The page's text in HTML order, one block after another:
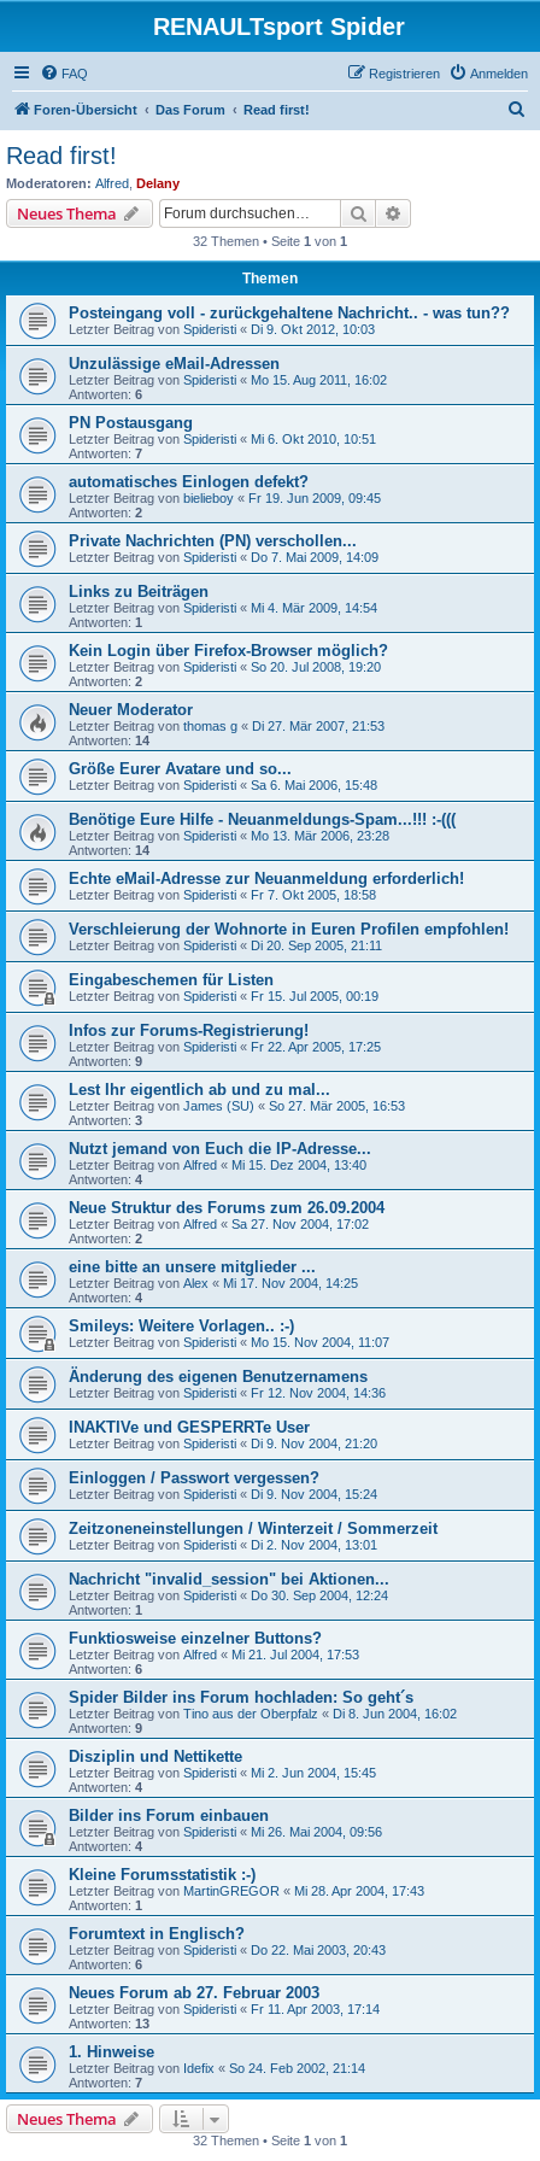
RENAULTsport Spider
FAQ Anmelden
Registrieren
Foren-Übersicht Das Forum Read first!
Read first!
Moderatoren: Alfred Delany
Neues Thema Suche
32 Themen • Seite 1 von 1
Themen
Posteingang voll - zurückgehaltene Nachricht.. - was tun??
Letzter Beitrag von Spideristi « Di 9. Okt 2012, 10:03
Unzulässige eMail-Adressen
Letzter Beitrag von Spideristi « Mo 15. Aug 2011, 16:02
Antworten: 6
PN Postausgang
Letzter Beitrag von Spideristi « Mi 6. Okt 2010, 10:51
Antworten: 7
automatisches Einlogen defekt?
Letzter Beitrag von bielieboy « Fr 19. Jun 2009, 09:45
Antworten: 2
Private Nachrichten (PN) verschollen...
Letzter Beitrag von Spideristi « Do 7. Mai 2009, 14:09
Links zu Beiträgen
Letzter Beitrag von Spideristi « Mi 4. Mär 2009, 14:54
Antworten: 1
Kein Login über Firefox-Browser möglich?
Letzter Beitrag von Spideristi « So 20. Jul 2008, 19:20
Antworten: 2
Neuer Moderator
Letzter Beitrag von thomas g « Di 27. Mär 2007, 21:53
Antworten: 14
Größe Eurer Avatare und so...
Letzter Beitrag von Spideristi « Sa 6. Mai 2006, 15:48
Benötige Eure Hilfe - Neuanmeldungs-Spam...!!! :-(((
Letzter Beitrag von Spideristi « Mo 13. Mär 2006, 23:28
Antworten: 14
Echte eMail-Adresse zur Neuanmeldung erforderlich!
Letzter Beitrag von Spideristi « Fr 7. Okt 2005, 18:58
Verschleierung der Wohnorte in Euren Profilen empfohlen!
Letzter Beitrag von Spideristi « Di 20. Sep 2005, 21:11
Eingabeschemen für Listen
Letzter Beitrag von Spideristi « Fr 15. Jul 2005, 00:19
Infos zur Forums-Registrierung!
Letzter Beitrag von Spideristi « Fr 22. Apr 2005, 17:25
Antworten: 9
Lest Ihr eigentlich ab und zu mal...
Letzter Beitrag von James (SU) « So 27. Mär 2005, 16:53
Antworten: 3
Nutzt jemand von Euch die IP-Adresse...
Letzter Beitrag von Alfred « Mi 15. Dez 2004, 13:40
Antworten: 4
Neue Struktur des Forums zum 26.09.2004
Letzter Beitrag von Alfred « Sa 27. Nov 2004, 17:02
Antworten: 2
eine bitte an unsere mitglieder ...
Letzter Beitrag von Alex « Mi 17. Nov 2004, 14:25
Antworten: 4
Smileys: Weitere Vorlagen.. :-)
Letzter Beitrag von Spideristi « Mo 15. Nov 2004, 11:07
Änderung des eigenen Benutzernamens
Letzter Beitrag von Spideristi « Fr 12. Nov 2004, 14:36
INAKTIVe und GESPERRTe User
Letzter Beitrag von Spideristi « Di 9. Nov 2004, 21:20
Einloggen / Passwort vergessen?
Letzter Beitrag von Spideristi « Di 9. Nov 2004, 15:24
Zeitzoneneinstellungen / Winterzeit / Sommerzeit
Letzter Beitrag von Spideristi « Di 2. Nov 2004, 13:01
Nachricht "invalid_session" bei Aktionen...
Letzter Beitrag von Spideristi « Do 30. Sep 2004, 12:24
Antworten: 1
Funktiosweise einzelner Buttons?
Letzter Beitrag von Alfred « Mi 21. Jul 2004, 17:53
Antworten: 6
Spider Bilder ins Forum hochladen: So geht´s
Letzter Beitrag von Tino aus der Oberpfalz « Di 8. Jun 2004, 16:02
Antworten: 9
Disziplin und Nettikette
Letzter Beitrag von Spideristi « Mi 2. Jun 2004, 15:45
Antworten: 4
Bilder ins Forum einbauen
Letzter Beitrag von Spideristi « Mi 26. Mai 2004, 09:56
Antworten: 4
Kleine Forumsstatistik :-)
Letzter Beitrag von MartinGREGOR « Mi 28. Apr 2004, 17:43
Antworten: 1
Forumtext in Englisch?
Letzter Beitrag von Spideristi « Do 22. Mai 2003, 20:43
Antworten: 6
Neues Forum ab 27. Februar 2003
Letzter Beitrag von Spideristi « Fr 11. Apr 2003, 17:14
Antworten: 13
1. Hinweise
Letzter Beitrag von Idefix « So 24. Feb 2002, 21:14
Antworten: 7
Neues Thema
32 Themen • Seite 1 von 1